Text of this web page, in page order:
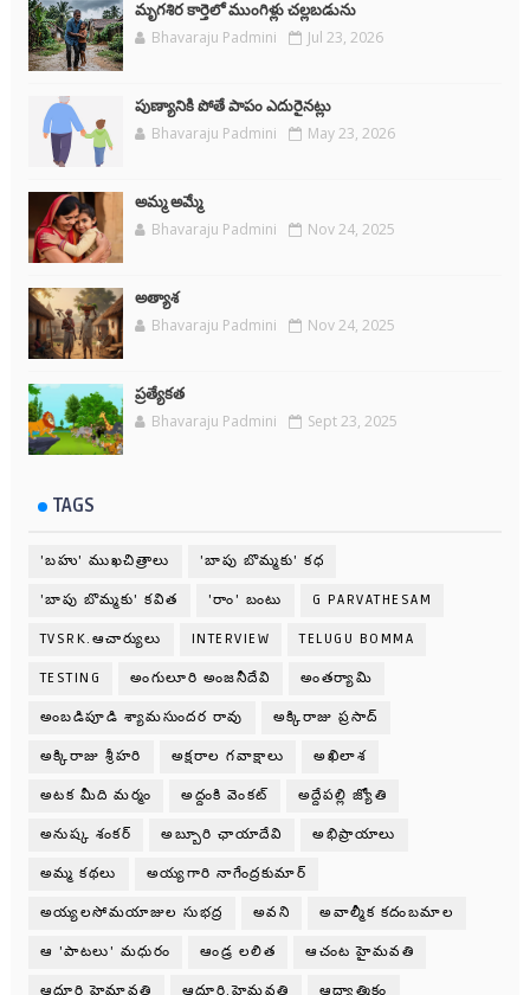
మృగశిర కార్తెలో ముంగిళ్లు చల్లబడును
Bhavaraju Padmini Jul 23, 2026
పుణ్యానికి పోతే పాపం ఎదురైనట్లు
Bhavaraju Padmini May 23, 2026
అమ్మ అమ్మే
Bhavaraju Padmini Nov 24, 2025
అత్యాశ
Bhavaraju Padmini Nov 24, 2025
ప్రత్యేకత
Bhavaraju Padmini Sept 23, 2025
TAGS
'బహు' ముఖచిత్రాలు 'బాపు బొమ్మకు' కధ
'బాపు బొమ్మకు' కవిత 'రాం' బంటు G PARVATHESAM
TVSRK.ఆచార్యులు INTERVIEW TELUGU BOMMA
TESTING అంగులూరి అంజనీదేవి అంతర్యామి
అంబడిపూడి శ్యామసుందర రావు అక్కిరాజు ప్రసాద్
అక్కిరాజు శ్రీహరి అక్షరాల గవాక్షాలు అఖిలాశ
అటక మీది మర్మం అద్దంకి వెంకట్ అద్దేపల్లి జ్యోతి
అనుష్క శంకర్ అబ్బూరి ఛాయాదేవి అభిప్రాయాలు
అమ్మ కథలు అయ్యగారి నాగేంద్రకుమార్
అయ్యలసోమయాజుల సుభద్ర అవని అవాల్మీక కదంబమాల
ఆ 'పాటలు' మధురం ఆండ్ర లలిత ఆచంట హైమవతి
ఆదూరి హైమావతి ఆదూరి.హైమవతి ఆధ్యాత్మికం